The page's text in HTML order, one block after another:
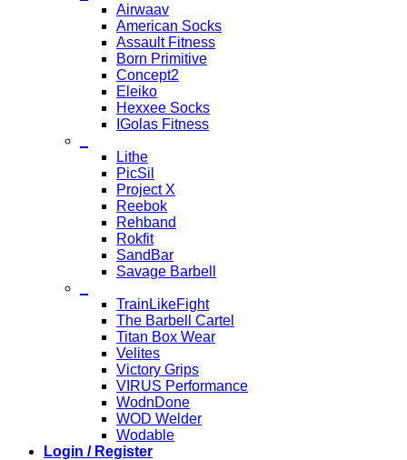
Airwaav
American Socks
Assault Fitness
Born Primitive
Concept2
Eleiko
Hexxee Socks
IGolas Fitness
Lithe
PicSil
Project X
Reebok
Rehband
Rokfit
SandBar
Savage Barbell
TrainLikeFight
The Barbell Cartel
Titan Box Wear
Velites
Victory Grips
VIRUS Performance
WodnDone
WOD Welder
Wodable
Login / Register